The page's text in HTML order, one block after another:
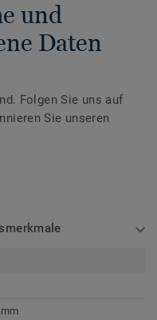
und
Daten
Folgen Sie uns auf
Sie unseren